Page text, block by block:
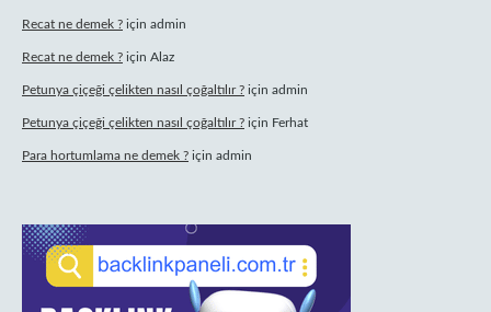
Recat ne demek ? için admin
Recat ne demek ? için Alaz
Petunya çiçeği çelikten nasıl çoğaltılır ? için admin
Petunya çiçeği çelikten nasıl çoğaltılır ? için Ferhat
Para hortumlama ne demek ? için admin